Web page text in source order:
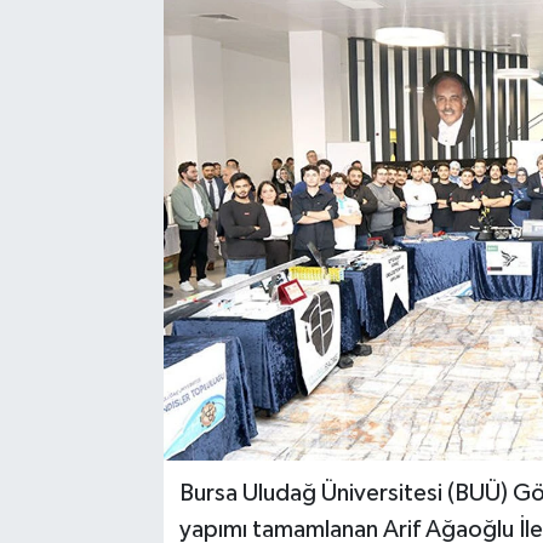
Bursa Uludağ Üniversitesi (BUÜ)
yapımı tamamlanan Arif Ağaoğlu